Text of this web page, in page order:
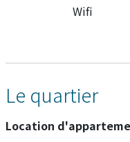
Wifi
Le quartier
Location